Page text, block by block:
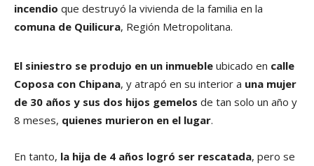
incendio que destruyó la vivienda de la familia en la
comuna de Quilicura, Región Metropolitana.
El siniestro se produjo en un inmueble ubicado en calle
Coposa con Chipana, y atrapó en su interior a una mujer
de 30 años y sus dos hijos gemelos de tan solo un año y
8 meses, quienes murieron en el lugar.
En tanto, la hija de 4 años logró ser rescatada, pero se